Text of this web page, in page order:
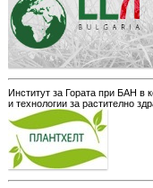
Институт за Гората при БАН в
и технологии за растително